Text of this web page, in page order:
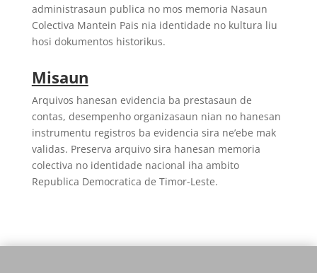
administrasaun publica no mos memoria Nasaun
Colectiva Mantein Pais nia identidade no kultura liu
hosi dokumentos historikus.
Misaun
Arquivos hanesan evidencia ba prestasaun de
contas, desempenho organizasaun nian no hanesan
instrumentu registros ba evidencia sira ne’ebe mak
validas. Preserva arquivo sira hanesan memoria
colectiva no identidade nacional iha ambito
Republica Democratica de Timor-Leste.